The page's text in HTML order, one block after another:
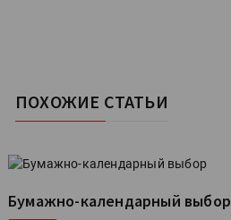
ПОХОЖИЕ СТАТЬИ
Бумажно-календарный выбор